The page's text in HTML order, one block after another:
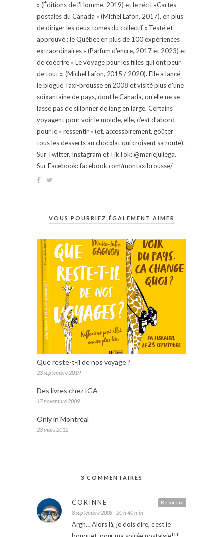
» (Éditions de l'Homme, 2019) et le récit «Cartes
postales du Canada » (Michel Lafon, 2017), en plus
de diriger les deux tomes du collectif « Testé et
approuvé : le Québec en plus de 100 expériences
extraordinaires » (Parfum d'encre, 2017 et 2023) et
de coécrire « Le voyage pour les filles qui ont peur
de tout », (Michel Lafon, 2015 / 2020). Elle a lancé
le blogue Taxi-brousse en 2008 et visité plus d'une
soixantaine de pays, dont le Canada, qu'elle ne se
lasse pas de sillonner de long en large. Certains
voyagent pour voir le monde, elle, c’est d’abord
pour le « ressentir » (et, accessoirement, goûter
tous les desserts au chocolat qui croisent sa route).
Sur Twitter, Instagram et TikTok: @mariejuliega.
Sur Facebook: facebook.com/montaxibrousse/
VOUS POURRIEZ ÉGALEMENT AIMER
Que reste-t-il de nos voyage ?
23 septembre 2019
Des livres chez IGA
17 novembre 2009
Only in Montréal
23 mars 2012
3 COMMENTAIRES
Répondre
CORINNE
8 septembre 2008 - 20 h 40 min
Argh… Alors là, je dois dire, c’est le